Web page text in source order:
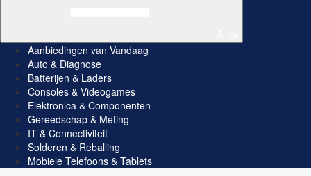
Aanbiedingen van Vandaag
Auto & Diagnose
Batterijen & Laders
Consoles & Videogames
Elektronica & Componenten
Gereedschap & Meting
IT & Connectiviteit
Solderen & Reballing
Mobiele Telefoons & Tablets